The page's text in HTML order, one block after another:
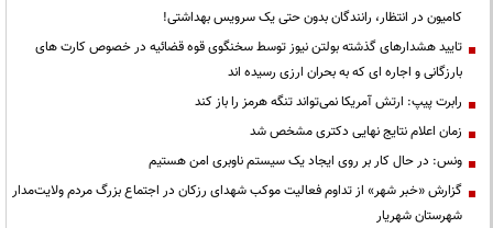
کامیون در انتظار، رانندگان بدون حتی یک سرویس بهداشتی!
تایید هشدارهای گذشته بولتن نیوز توسط سخنگوی قوه قضائیه در خصوص کارت های
بارزگانی و اجاره ای که به بحران ارزی رسیده اند
رابرت پیپ: ارتش آمریکا نمی‌تواند تنگه هرمز را باز کند
زمان اعلام نتایج نهایی دکتری مشخص شد
ونس: در حال کار بر روی ایجاد یک سیستم ناوبری امن هستیم
گزارش «خبر شهر» از تداوم فعالیت موکب شهدای رزکان در اجتماع بزرگ مردم ولایت‌مدار
شهرستان شهریار